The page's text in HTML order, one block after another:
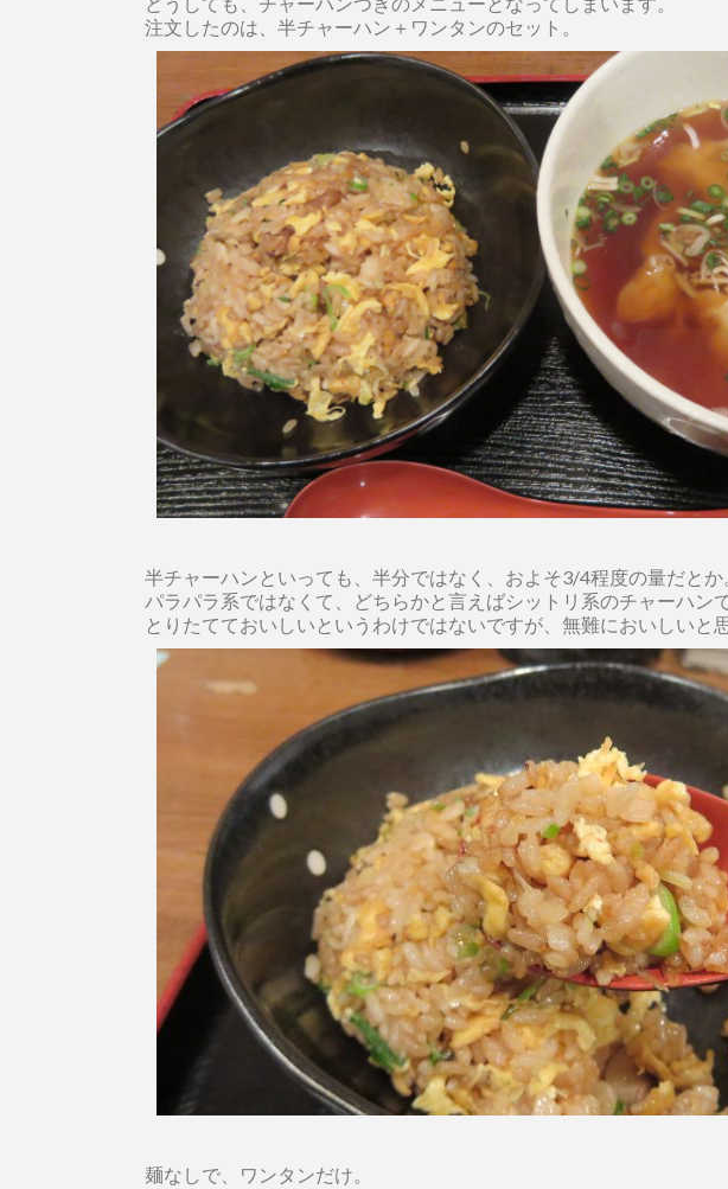
注文したのは、半チャーハン＋ワンタンのセット。
半チャーハンといっても、半分ではなく、およそ3/4程度の量だとか
パラパラ系ではなくて、どちらかと言えばシットリ系のチャーハンで
とりたてておいしいというわけではないですが、無難においしいと
麺なしで、ワンタンだけ。